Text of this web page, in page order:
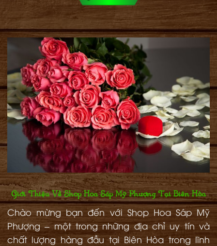
Giới Thiệu Về Shop Hoa Sáp Mỹ Phượng Tại Biên Hòa
Chào mừng bạn đến với Shop Hoa Sáp Mỹ
Phượng – một trong những địa chỉ uy tín và
chất lượng hàng đầu tại Biên Hòa trong lĩnh